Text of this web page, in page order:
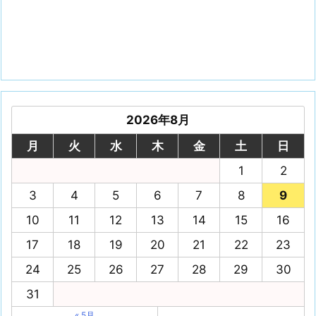
2026年8月
月
火 水 木 金 土
日
1
2
3
4 5 6 7 8
9
10
11 12 13 14 15
16
17
18 19 20 21 22
23
24
25 26 27 28 29
30
31